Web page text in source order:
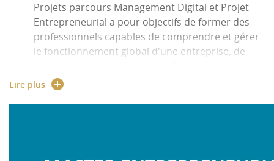
Projets parcours Management Digital et Projet
Entrepreneurial a pour objectifs de former des
professionnels capables de comprendre et gérer
le fonctionnement global d'une entreprise, de
un cahier des charges, de contribuer au
Lire plus